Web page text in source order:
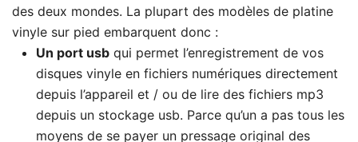
des deux mondes. La plupart des modèles de platine
vinyle sur pied embarquent donc :
Un port usb qui permet l’enregistrement de vos
disques vinyle en fichiers numériques directement
depuis l’appareil et / ou de lire des fichiers mp3
depuis un stockage usb. Parce qu’un a pas tous les
moyens de se payer un pressage original des